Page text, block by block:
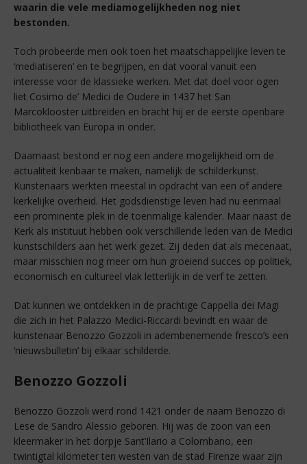
waarin die vele mediamogelijkheden nog niet
bestonden.
Toch probeerde men ook toen het maatschappelijke leven te
‘mediatiseren’ en te begrijpen, en dat vooral vanuit een
interesse voor de klassieke werken. Met dat doel voor ogen
liet Cosimo de’ Medici de Oudere in 1437 het San
Marcoklooster uitbreiden en bracht hij er de eerste openbare
bibliotheek van Europa in onder.
Daarnaast bestond er nog een andere mogelijkheid om de
actualiteit kenbaar te maken, namelijk de schilderkunst.
Kunstenaars werkten meestal in opdracht van een of andere
kerkelijke overheid. Het godsdienstige leven had nu eenmaal
een prominente plek in de toenmalige kalender. Maar naast de
Kerk als instituut hebben ook verschillende leden van de Medici
kunstschilders aan het werk gezet. Zij deden dat als mecenaat,
maar misschien nog meer om hun groeiend succes op politiek,
economisch en cultureel vlak letterlijk in de verf te zetten.
Dat kunnen we ontdekken in de prachtige Cappella dei Magi
die zich in het Palazzo Medici-Riccardi bevindt en waar de
kunstenaar Benozzo Gozzoli in adembenemende fresco’s een
‘nieuwsbulletin’ bij elkaar schilderde.
Benozzo Gozzoli
Benozzo Gozzoli werd rond 1421 onder de naam Benozzo di
Lese de Sandro Alessio geboren. Hij was de zoon van een
kleermaker in het dorpje Sant’Ilario a Colombano, een
twintigtal kilometer ten westen van de stad Firenze waar zijn